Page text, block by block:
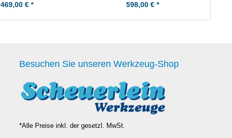
469,00 € * 598,00 € *
Besuchen Sie unseren Werkzeug-Shop
*Alle Preise inkl. der gesetzl. MwSt.